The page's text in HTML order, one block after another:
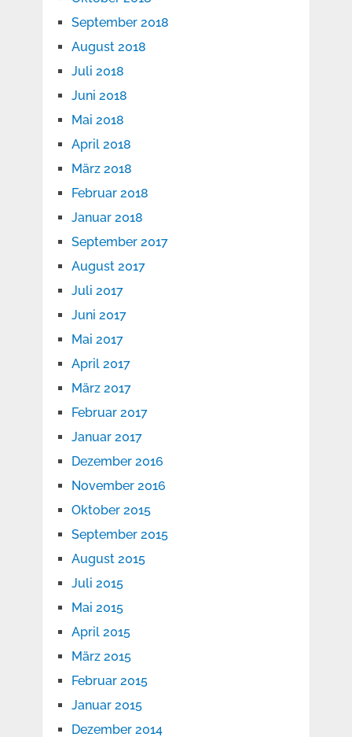
September 2018
August 2018
Juli 2018
Juni 2018
Mai 2018
April 2018
März 2018
Februar 2018
Januar 2018
September 2017
August 2017
Juli 2017
Juni 2017
Mai 2017
April 2017
März 2017
Februar 2017
Januar 2017
Dezember 2016
November 2016
Oktober 2015
September 2015
August 2015
Juli 2015
Mai 2015
April 2015
März 2015
Februar 2015
Januar 2015
Dezember 2014